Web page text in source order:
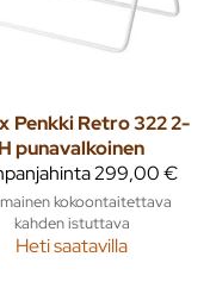
Penkki Retro 322 2-
H punavalkoinen
299,00 €
kokoontaitettava
kahden istuttava
Heti saatavilla